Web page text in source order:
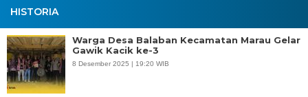
HISTORIA
Warga Desa Balaban Kecamatan Marau Gelar
Gawik Kacik ke-3
8 Desember 2025 | 19:20 WIB